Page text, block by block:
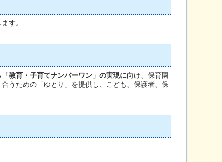
す。
「教育・子育てナンバーワン」の実現に向け、 保育園
うための「ゆとり」を提供し、こども、保護者、保